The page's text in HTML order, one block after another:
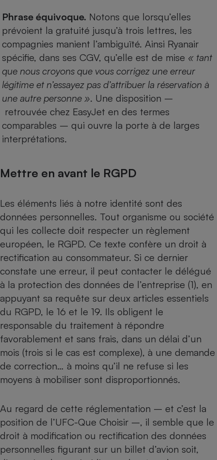
Phrase équivoque. Notons que lorsqu’elles
prévoient la gratuité jusqu’à trois lettres, les
compagnies manient l’ambiguïté. Ainsi Ryanair
spécifie, dans ses CGV, qu’elle est de mise « tant
que nous croyons que vous corrigez une erreur
légitime et n’essayez pas d’attribuer la réservation à
une autre personne ». Une disposition –
retrouvée chez EasyJet en des termes
comparables – qui ouvre la porte à de larges
interprétations.
Mettre en avant le RGPD
Les éléments liés à notre identité sont des
données personnelles. Tout organisme ou société
qui les collecte doit respecter un règlement
européen, le RGPD. Ce texte confère un droit à
rectification au consommateur. Si ce dernier
constate une erreur, il peut contacter le délégué
à la protection des données de l’entreprise (1), en
appuyant sa requête sur deux articles essentiels
du RGPD, le 16 et le 19. Ils obligent le
responsable du traitement à répondre
favorablement et sans frais, dans un délai d’un
mois (trois si le cas est complexe), à une demande
de correction… à moins qu’il ne refuse si les
moyens à mobiliser sont disproportionnés.
Au regard de cette réglementation – et c’est la
position de l’UFC-Que Choisir –, il semble que le
droit à modification ou rectification des données
personnelles figurant sur un billet d’avion soit,